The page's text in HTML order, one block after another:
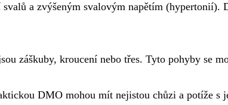
a zvýšeným svalovým napětím (hypertonií).
záškuby, kroucení nebo třes. Tyto pohyby se
DMO mohou mít nejistou chůzi a potíže s